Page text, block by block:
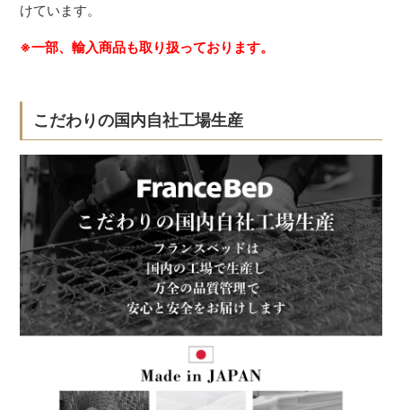
けています。
※一部、輸入商品も取り扱っております。
こだわりの国内自社工場生産